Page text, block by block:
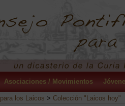
Asociaciones / Movimientos
los Laicos > Colección "Laicos hoy"